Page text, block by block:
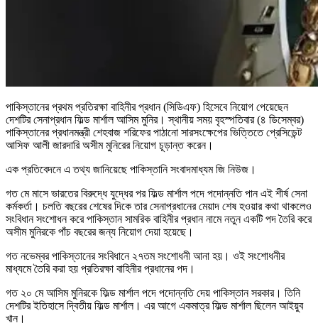
পাকিস্তানের প্রথম প্রতিরক্ষা বাহিনীর প্রধান (সিডিএফ) হিসেবে নিয়োগ পেয়েছেন
দেশটির সেনাপ্রধান ফিল্ড মার্শাল আসিম মুনির। স্থানীয় সময় বৃহস্পতিবার (৪ ডিসেম্বর)
পাকিস্তানের প্রধানমন্ত্রী শেহবাজ শরিফের পাঠানো সারসংক্ষেপের ভিত্তিতে প্রেসিডেন্ট
আসিফ আলী জারদারি অসীম মুনিরের নিয়োগ চূড়ান্ত করেন।
এক প্রতিবেদনে এ তথ্য জানিয়েছে পাকিস্তানি সংবাদমাধ্যম জি নিউজ।
গত মে মাসে ভারতের বিরুদ্ধে যুদ্ধের পর ফিল্ড মার্শাল পদে পদোন্নতি পান এই শীর্ষ সেনা
কর্মকর্তা। চলতি বছরের শেষের দিকে তার সেনাপ্রধানের মেয়াদ শেষ হওয়ার কথা থাকলেও
সংবিধান সংশোধন করে পাকিস্তান সামরিক বাহিনীর প্রধান নামে নতুন একটি পদ তৈরি করে
অসীম মুনিরকে পাঁচ বছরের জন্য নিয়োগ দেয়া হয়েছে।
গত নভেম্বর পাকিস্তানের সংবিধানে ২৭তম সংশোধনী আনা হয়। ওই সংশোধনীর
মাধ্যমে তৈরি করা হয় প্রতিরক্ষা বাহিনীর প্রধানের পদ।
গত ২০ মে আসিম মুনিরকে ফিল্ড মার্শাল পদে পদোন্নতি দেয় পাকিস্তান সরকার। তিনি
দেশটির ইতিহাসে দ্বিতীয় ফিল্ড মার্শাল। এর আগে একমাত্র ফিল্ড মার্শাল ছিলেন আইয়ুব
খান।